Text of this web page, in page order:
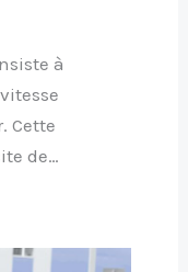
à
Cette
de…